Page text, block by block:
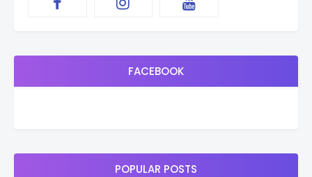
FACEBOOK
POPULAR POSTS